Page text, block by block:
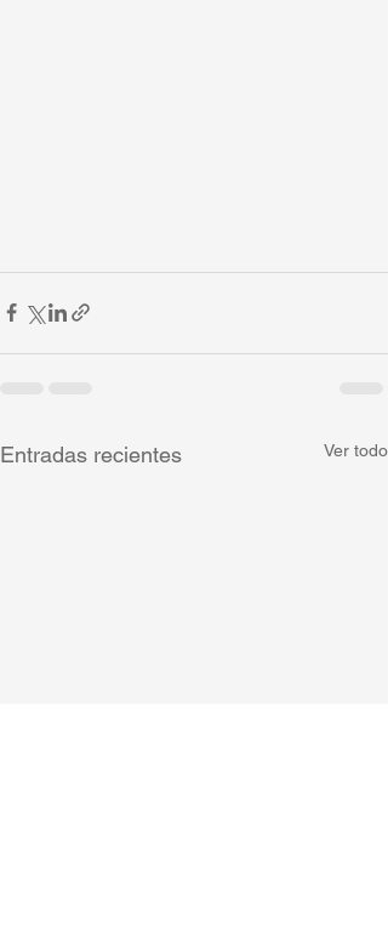
Entradas recientes Ver todo